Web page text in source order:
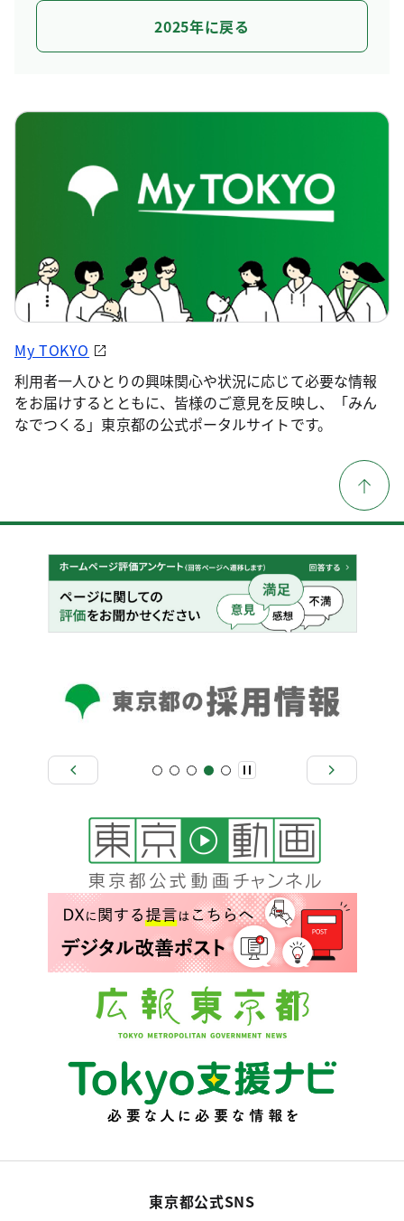
2025年に戻る
My TOKYO
利用者一人ひとりの興味関心や状況に応じて必要な情報
をお届けするとともに、皆様のご意見を反映し、「みん
なでつくる」東京都の公式ポータルサイトです。
東京都公式SNS